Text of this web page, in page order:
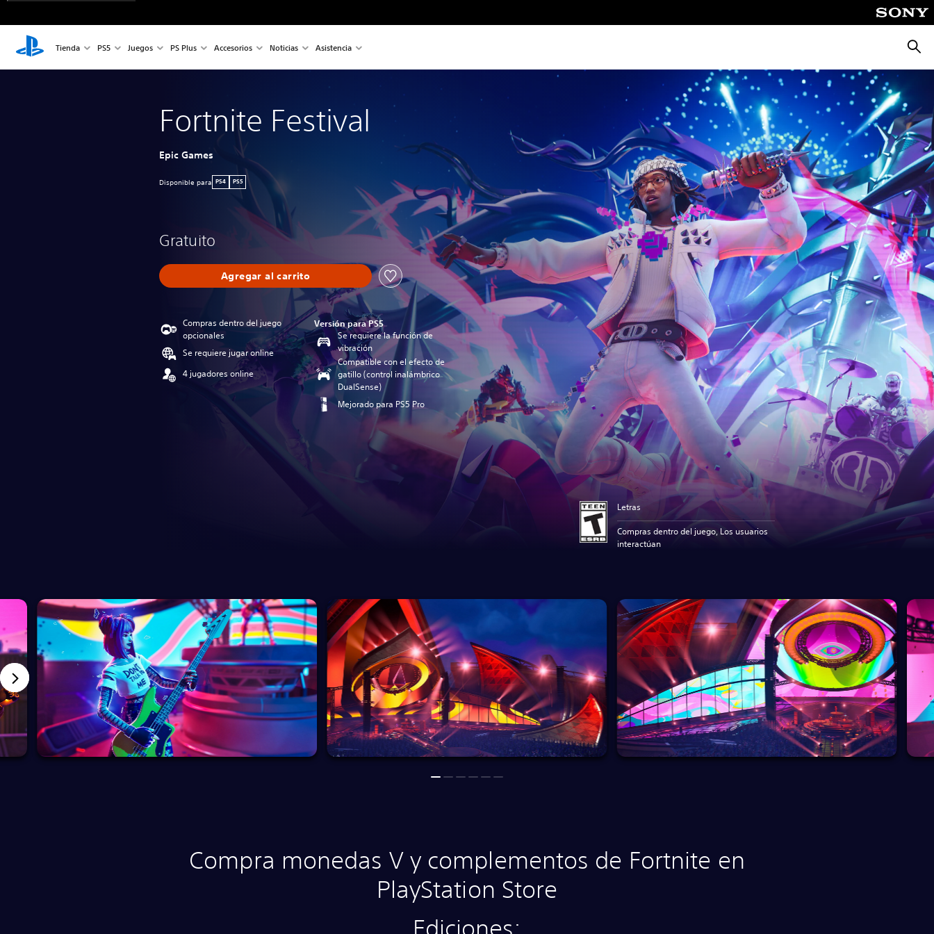
Tienda PS5 Juegos PS Plus Accesorios Noticias Asistencia
Fortnite Festival
Epic Games
Disponible para PS4 PS5
Gratuito
Agregar al carrito
Compras dentro del juego
opcionales
Se requiere jugar online
4 jugadores online
Versión para PS5
Se requiere la función de
vibración
Compatible con el efecto de
gatillo (control inalámbrico
DualSense)
Mejorado para PS5 Pro
Letras
Compras dentro del juego, Los usuarios
interactúan
Compra monedas V y complementos de Fortnite en
PlayStation Store
Ediciones: